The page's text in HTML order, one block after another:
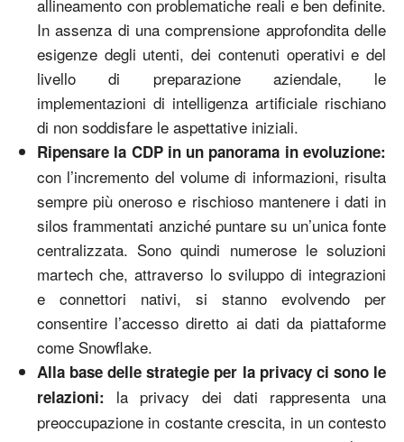
allineamento con problematiche reali e ben definite.
In assenza di una comprensione approfondita delle
esigenze degli utenti, dei contenuti operativi e del
livello di preparazione aziendale, le
implementazioni di intelligenza artificiale rischiano
di non soddisfare le aspettative iniziali.
Ripensare la CDP in un panorama in evoluzione:
con l’incremento del volume di informazioni, risulta
sempre più oneroso e rischioso mantenere i dati in
silos frammentati anziché puntare su un’unica fonte
centralizzata. Sono quindi numerose le soluzioni
martech che, attraverso lo sviluppo di integrazioni
e connettori nativi, si stanno evolvendo per
consentire l’accesso diretto ai dati da piattaforme
come Snowflake.
Alla base delle strategie per la privacy ci sono le
relazioni: la privacy dei dati rappresenta una
preoccupazione in costante crescita, in un contesto